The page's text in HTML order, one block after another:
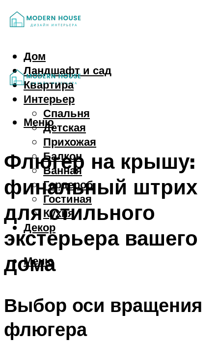
Дом
Ландшафт и сад
Квартира
Интерьер
Спальня
Детская
Прихожая
Балкон
Ванная
Гардероб
Гостиная
Кухня
Декор
Меню
Меню
Флюгер на крышу:
финальный штрих
для стильного
экстерьера вашего
дома
Выбор оси вращения
флюгера